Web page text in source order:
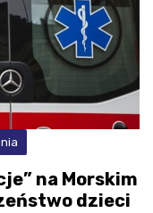
na Morskim
dzieci